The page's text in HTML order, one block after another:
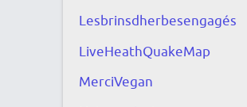
Lesbrinsdherbesengagés
LiveHeathQuakeMap
MerciVegan